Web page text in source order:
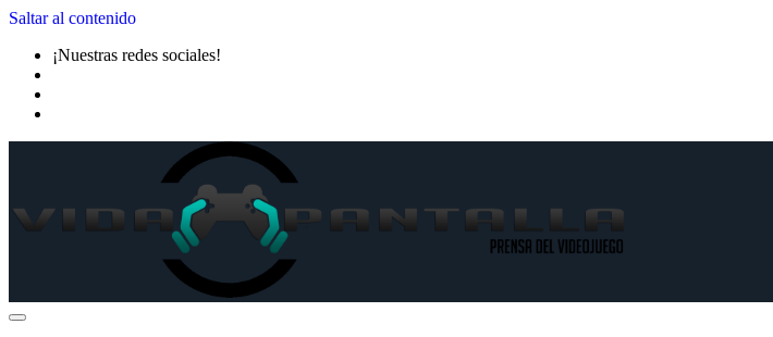
Saltar al contenido
¡Nuestras redes sociales!